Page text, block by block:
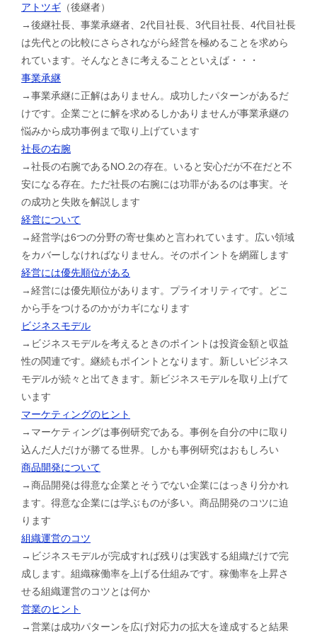
アトツギ （後継者）
→後継社長、事業承継者、2代目社長、3代目社長、4代目社長
は先代との比較にさらされながら経営を極めることを求めら
れています。そんなときに考えることといえば・・・
事業承継
→事業承継に正解はありません。成功したパターンがあるだ
けです。企業ごとに解を求めるしかありませんが事業承継の
悩みから成功事例まで取り上げています
社長の右腕
→社長の右腕であるNO.2の存在。いると安心だが不在だと不
安になる存在。ただ社長の右腕には功罪があるのは事実。そ
の成功と失敗を解説します
経営について
→経営学は6つの分野の寄せ集めと言われています。広い領域
をカバーしなければなりません。そのポイントを網羅します
経営には優先順位がある
→経営には優先順位があります。プライオリティです。どこ
から手をつけるのかがカギになります
ビジネスモデル
→ビジネスモデルを考えるときのポイントは投資金額と収益
性の関連です。継続もポイントとなります。新しいビジネス
モデルが続々と出てきます。新ビジネスモデルを取り上げて
います
マーケティングのヒント
→マーケティングは事例研究である。事例を自分の中に取り
込んだ人だけが勝てる世界。しかも事例研究はおもしろい
商品開発について
→商品開発は得意な企業とそうでない企業にはっきり分かれ
ます。得意な企業には学ぶものが多い。商品開発のコツに迫
ります
組織運営のコツ
→ビジネスモデルが完成すれば残りは実践する組織だけで完
成します。組織稼働率を上げる仕組みです。稼働率を上昇さ
せる組織運営のコツとは何か
営業のヒント
→営業は成功パターンを広げ対応力の拡大を達成すると結果